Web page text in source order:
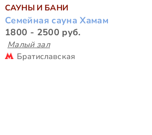
САУНЫ И БАНИ
Семейная сауна Хамам
1800 - 2500 руб.
Малый зал
Братиславская